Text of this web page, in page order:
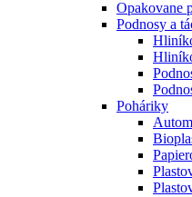
Opakovane
Podnosy a
Poháriky